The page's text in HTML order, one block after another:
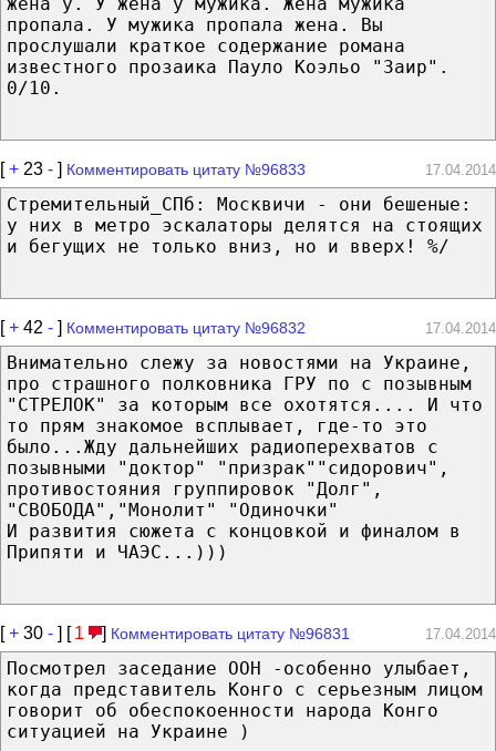
пропала. У мужика пропала жена. Вы
прослушали краткое содержание романа
известного прозаика Пауло Коэльо "Заир".
0/10.
[+ 23 - ] Комментировать цитату №96833 17.04.2014
Стремительный_СПб: Москвичи - они бешеные:
у них в метро эскалаторы делятся на стоящих
и бегущих не только вниз, но и вверх! %/
[+ 42 - ] Комментировать цитату №96832 17.04.2014
Внимательно слежу за новостями на Украине,
про страшного полковника ГРУ по с позывным
"СТРЕЛОК" за которым все охотятся.... И что
то прям знакомое всплывает, где-то это
было...Жду дальнейших радиоперехватов с
позывными "доктор" "призрак""сидорович",
противостояния группировок "Долг",
"СВОБОДА","Монолит" "Одиночки"
И развития сюжета с концовкой и финалом в
Припяти и ЧАЭС...)))
[+ 30 - ] [ 1 ] Комментировать цитату №96831 17.04.2014
Посмотрел заседание ООН -особенно улыбает,
когда представитель Конго с серьезным лицом
говорит об обеспокоенности народа Конго
ситуацией на Украине )